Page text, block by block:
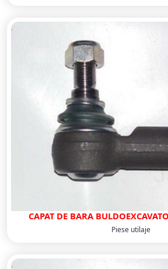
CAPAT DE BARA
Piese utilaje